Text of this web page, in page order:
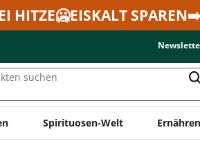
HITZE🥶EISKALT SPAREN➡️
suchen
Spirituosen-Welt Ernähren